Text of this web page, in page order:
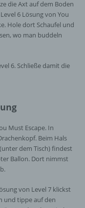
die Axt auf dem Boden
6 Lösung von You
Hole dort Schaufel und
wo man buddeln
6. Schließe damit die
Must Escape. In
Beim Hals
dem Tisch) findest
Ballon. Dort nimmst
von Level 7 klickst
und tippe auf den